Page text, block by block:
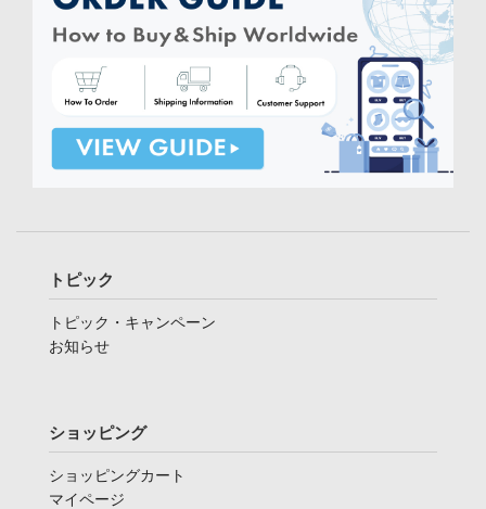
トピック
トピック・キャンペーン
お知らせ
ショッピング
ショッピングカート
マイページ